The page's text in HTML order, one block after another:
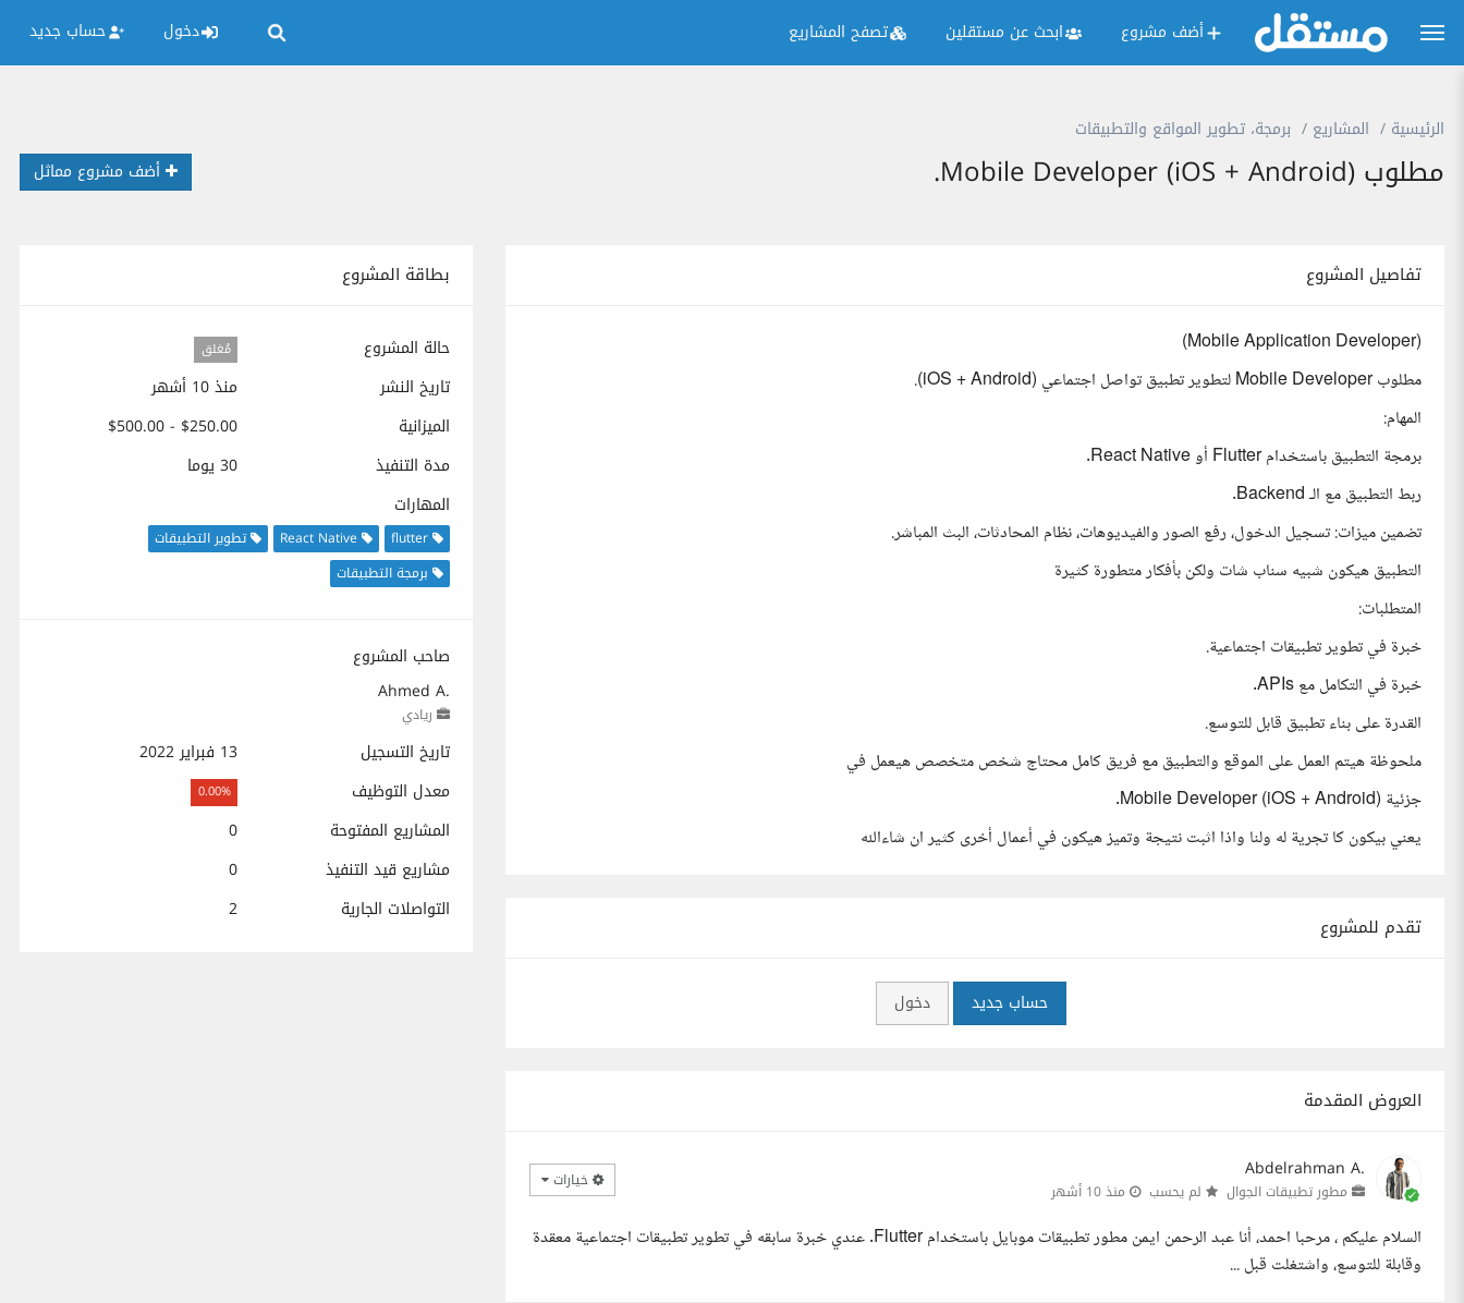
أضف مشروع ابحث عن مستقلين تصفح المشاريع دخول حساب جديد
الرئيسية المشاريع برمجة، تطوير المواقع والتطبيقات
مطلوب Mobile Developer (iOS + Android). أضف مشروع مماثل
بطاقة المشروع
حالة المشروع مُغلق
تاريخ النشر
منذ 10 أشهر
الميزانية
$250.00 - $500.00
مدة التنفيذ
30 يوما
المهارات
flutter
React Native
تطوير التطبيقات
برمجة التطبيقات
صاحب المشروع
Ahmed A.
ريادي
تاريخ التسجيل
13 فبراير 2022
معدل التوظيف
0.00%
المشاريع المفتوحة
0
مشاريع قيد التنفيذ
0
التواصلات الجارية
2
تفاصيل المشروع
(Mobile Application Developer)
مطلوب Mobile Developer لتطوير تطبيق تواصل اجتماعي (iOS + Android).
المهام:
برمجة التطبيق باستخدام Flutter أو React Native.
ربط التطبيق مع الـ Backend.
تضمين ميزات: تسجيل الدخول، رفع الصور والفيديوهات، نظام المحادثات، البث المباشر.
التطبيق هيكون شبيه سناب شات ولكن بأفكار متطورة كثيرة
المتطلبات:
خبرة في تطوير تطبيقات اجتماعية.
خبرة في التكامل مع APIs.
القدرة على بناء تطبيق قابل للتوسع.
ملحوظة هيتم العمل على الموقع والتطبيق مع فريق كامل محتاج شخص متخصص هيعمل في
جزئية Mobile Developer (iOS + Android).
يعني بيكون كا تجرية له ولنا واذا اثبت نتيجة وتميز هيكون في أعمال أخرى كثير ان شاءالله
تقدم للمشروع
حساب جديد دخول
العروض المقدمة
Abdelrahman A.
مطور تطبيقات الجوال لم يحسب منذ 10 أشهر خيارات
السلام عليكم ، مرحبا احمد، أنا عبد الرحمن ايمن مطور تطبيقات موبايل باستخدام Flutter. عندي خبرة سابقه في تطوير تطبيقات اجتماعية معقدة
وقابلة للتوسع، واشتغلت قبل ...